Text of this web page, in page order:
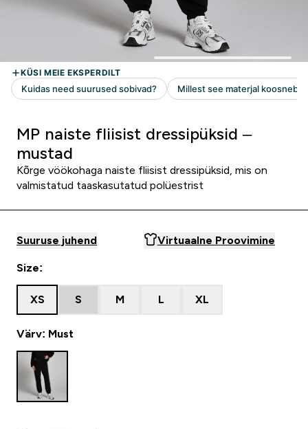
MP naiste fliisist dressipüksid –
mustad
Kõrge vöökohaga naiste fliisist dressipüksid, mis on
valmistatud taaskasutatud polüestrist
Suuruse juhend Virtuaalne Proovimine
Size:
XS S M L XL
Värv: Must